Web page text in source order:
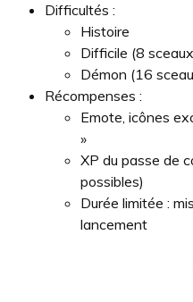
Difficultés :
Histoire
Difficile (8
Démon (16
Récompenses :
Emote, icônes
»
XP du passe de
possibles)
Durée limitée :
lancement